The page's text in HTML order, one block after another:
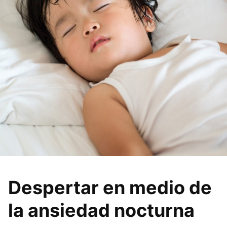
Despertar en medio de
la ansiedad nocturna